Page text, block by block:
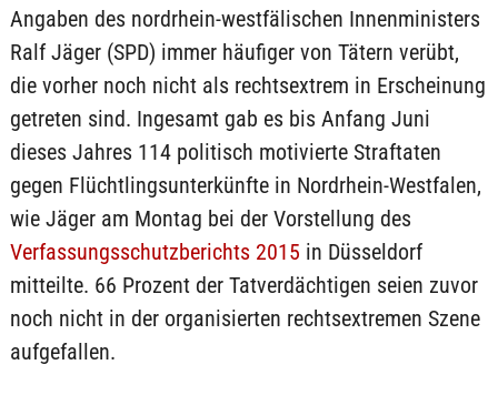
Angaben des nordrhein-westfälischen Innenministers
Ralf Jäger (SPD) immer häufiger von Tätern verübt,
die vorher noch nicht als rechtsextrem in Erscheinung
getreten sind. Ingesamt gab es bis Anfang Juni
dieses Jahres 114 politisch motivierte Straftaten
gegen Flüchtlingsunterkünfte in Nordrhein-Westfalen,
wie Jäger am Montag bei der Vorstellung des
Verfassungsschutzberichts 2015 in Düsseldorf
mitteilte. 66 Prozent der Tatverdächtigen seien zuvor
noch nicht in der organisierten rechtsextremen Szene
aufgefallen.